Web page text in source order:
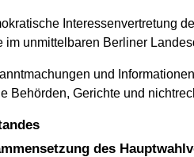
Interessenvertretung
unmittelbaren Berliner
und
Behörden, Gerichte und
des